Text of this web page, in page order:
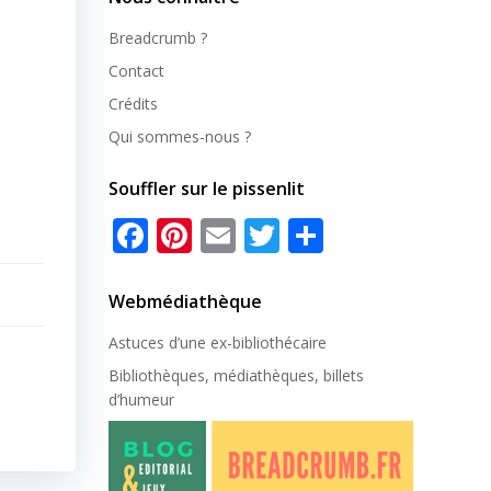
Breadcrumb ?
Contact
Crédits
Qui sommes-nous ?
Souffler sur le pissenlit
Facebook
Pinterest
EmailTwitter
Webmédiathèque
Astuces d’une ex-bibliothécaire
Bibliothèques, médiathèques, billets
d’humeur